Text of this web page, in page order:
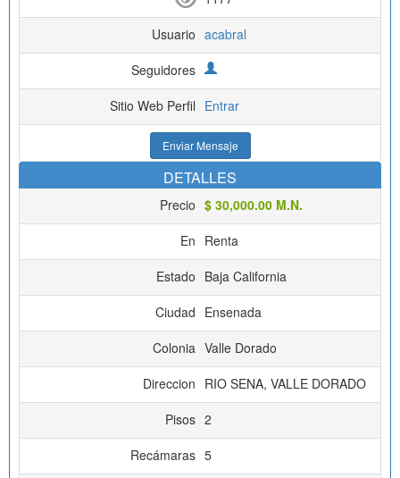
Usuario acabral
Seguidores
Sitio Web Perfil Entrar
Enviar Mensaje
DETALLES
Precio $ 30,000.00 M.N.
En Renta
Estado Baja California
Ciudad Ensenada
Colonia Valle Dorado
Direccion RIO SENA, VALLE DORADO
Pisos 2
Recámaras 5